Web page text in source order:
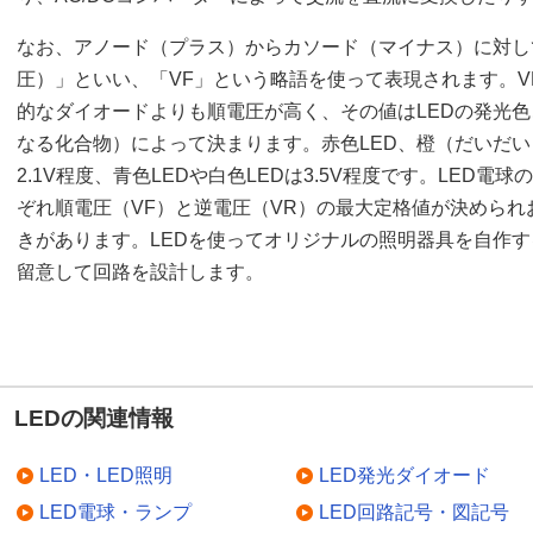
なお、アノード（プラス）からカソード（マイナス）に対
圧）」といい、「VF」という略語を使って表現されます。
的なダイオードよりも順電圧が高く、その値はLEDの発光
なる化合物）によって決まります。赤色LED、橙（だいだ
2.1V程度、青色LEDや白色LEDは3.5V程度です。LED電球
ぞれ順電圧（VF）と逆電圧（VR）の最大定格値が決めら
きがあります。LEDを使ってオリジナルの照明器具を自作
留意して回路を設計します。
LEDの関連情報
LED・LED照明
LED電球・ランプ
LED発光ダイオード
LED回路記号・図記号